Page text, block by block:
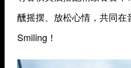
醺摇摆、放松心情，共同在
Smiling！